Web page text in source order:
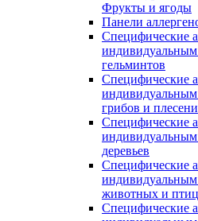
Фрукты и ягоды
Панели
Специфические
гельминтов
Специфические
грибов и плесени
Специфические
деревьев
Специфические
животных и птиц
Специфические